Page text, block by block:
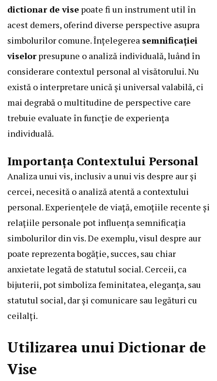
dictionar de vise poate fi un instrument util în
acest demers, oferind diverse perspective asupra
simbolurilor comune. Înțelegerea semnificației
viselorpresupune o analiză individuală, luând în
considerare contextul personal al visătorului. Nu
există o interpretare unică și universal valabilă, ci
mai degrabă o multitudine de perspective care
trebuie evaluate în funcție de experiența
individuală.
Importanța Contextului Personal
Analiza unui vis, inclusiv a unui vis despre aur și
cercei, necesită o analiză atentă a contextului
personal. Experiențele de viață, emoțiile recente și
relațiile personale pot influența semnificația
simbolurilor din vis. De exemplu, visul despre aur
poate reprezenta bogăție, succes, sau chiar
anxietate legată de statutul social. Cerceii, ca
bijuterii, pot simboliza feminitatea, eleganța, sau
statutul social, dar și comunicare sau legături cu
ceilalți.
Utilizarea unui Dictionar de
Vise